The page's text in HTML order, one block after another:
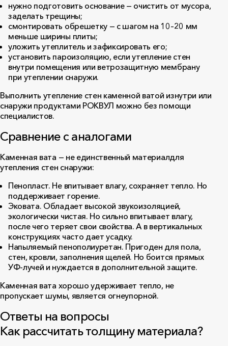
нужно подготовить основание — очистить от мусора,
заделать трещины;
смонтировать обрешетку — с шагом на 10–20 мм
меньше ширины плиты;
уложить утеплитель и зафиксировать его;
установить пароизоляцию, если утепление стен
внутри помещения или ветрозащитную мембрану
при утеплении снаружи.
Выполнить утепление стен каменной ватой изнутри или
снаружи продуктами РОКВУЛ можно без помощи
специалистов.
Сравнение с аналогами
Каменная вата — не единственный материалдля
утепления стен снаружи:
Пенопласт. Не впитывает влагу, сохраняет тепло. Но
поддерживает горение.
Эковата. Обладает высокой звукоизоляцией,
экологически чистая. Но сильно впитывает влагу,
после чего теряет свои свойства. А в вертикальных
конструкциях часто дает усадку.
Напыляемый пенополиуретан. Пригоден для пола,
стен, кровли, заполнения щелей. Но боится прямых
УФ-лучей и нуждается в дополнительной защите.
Каменная вата хорошо удерживает тепло, не
пропускает шумы, является огнеупорной.
Ответы на вопросы
Как рассчитать толщину материала?